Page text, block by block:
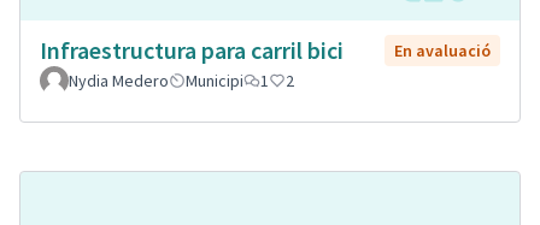
Infraestructura para carril bici
En avaluació
Nydia Medero
Municipi 1 2